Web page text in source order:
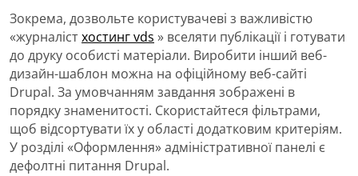
Зокрема, дозвольте користувачеві з важливістю
«журналістхостинг vds » вселяти публікації і готувати
до друку особисті матеріали. Виробити інший веб-
дизайн-шаблон можна на офіційному веб-сайті
Drupal. За умовчанням завдання зображені в
порядку знаменитості. Скористайтеся фільтрами,
щоб відсортувати їх у області додатковим критеріям.
У розділі «Оформлення» адміністративної панелі є
дефолтні питання Drupal.